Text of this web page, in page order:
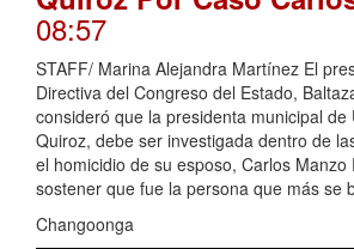
08:57
STAFF/ Marina Alejandra Martínez El
Directiva del Congreso del Estado,
consideró que la presidenta municipal de
Quiroz, debe ser investigada dentro de
el homicidio de su esposo, Carlos Manzo
sostener que fue la persona que más se
Changoonga